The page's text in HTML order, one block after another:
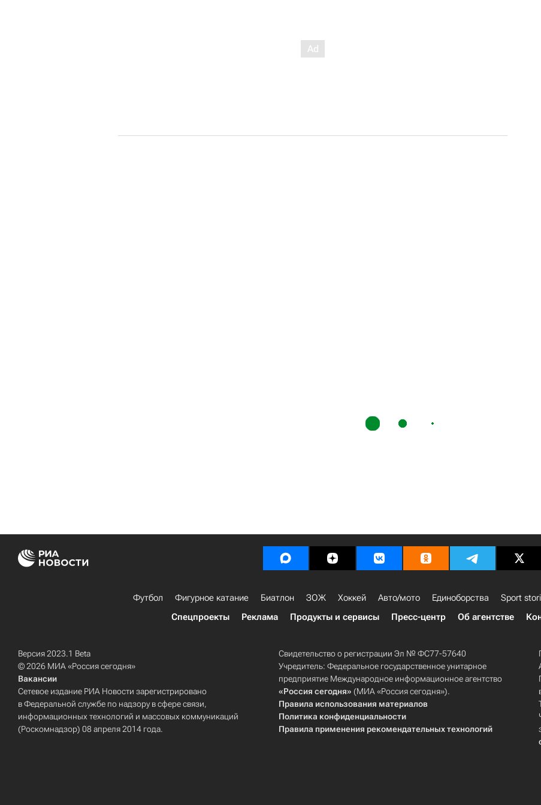
Футбол Фигурное катание Биатлон ЗОЖ Хоккей Авто/мото Единоборства Sport
Спецпроекты
Реклама Продукты и сервисы Пресс-центр Об агентстве
Версия 2023.1 Beta
© 2026 МИА «Россия сегодня»
Вакансии
Сетевое издание РИА Новости зарегистрировано
в Федеральной службе по надзору в сфере связи,
информационных технологий и массовых коммуникаций
(Роскомнадзор) 08 апреля 2014 года.
Свидетельство о регистрации Эл № ФС77-57640
Учредитель: Федеральное государственное унитарное
предприятие Международное информационное агентство
«Россия сегодня» (МИА «Россия сегодня»).
Правила использования материалов
Политика конфиденциальности
Правила применения рекомендательных технологий